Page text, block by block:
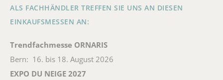
ALS FACHHÄNDLER TREFFEN SIE UNS AN DIESEN
EINKAUFSMESSEN AN:
Trendfachmesse ORNARIS
Bern: 16. bis 18. August 2026
EXPO DU NEIGE 2027